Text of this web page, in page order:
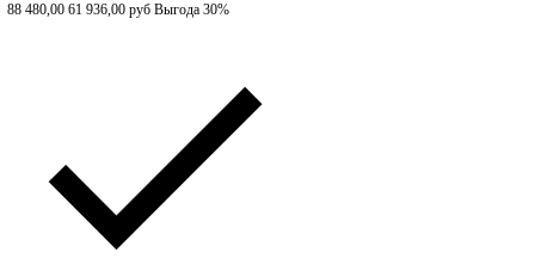
88 480,00 61 936,00 руб Выгода 30%